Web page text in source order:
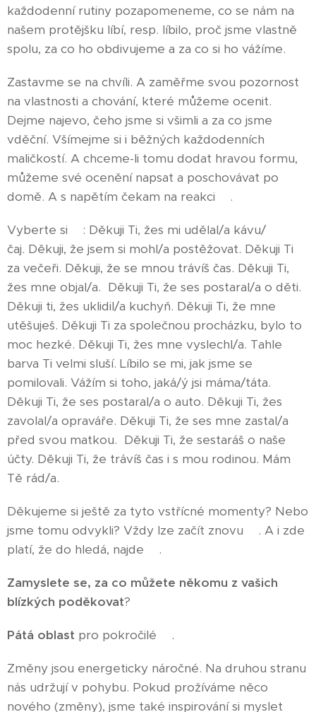
každodenní rutiny pozapomeneme, co se nám na
našem protějšku líbí, resp. líbilo, proč jsme vlastně
spolu, za co ho obdivujeme a za co si ho vážíme.
Zastavme se na chvíli. A zaměřme svou pozornost
na vlastnosti a chování, které můžeme ocenit.
Dejme najevo, čeho jsme si všimli a za co jsme
vděční. Všímejme si i běžných každodenních
maličkostí. A chceme-li tomu dodat hravou formu,
můžeme své ocenění napsat a poschovávat po
domě. A s napětím čekam na reakci😊.
Vyberte si😇: Děkuji Ti, žes mi udělal/a kávu/
čaj. Děkuji, že jsem si mohl/a postěžovat. Děkuji Ti
za večeři. Děkuji, že se mnou trávíš čas. Děkuji Ti,
žes mne objal/a. Děkuji Ti, že ses postaral/a o děti.
Děkuji ti, žes uklidil/a kuchyň. Děkuji Ti, že mne
utěšuješ. Děkuji Ti za společnou procházku, bylo to
moc hezké. Děkuji Ti, žes mne vyslechl/a. Tahle
barva Ti velmi sluší. Líbilo se mi, jak jsme se
pomilovali. Vážím si toho, jaká/ý jsi máma/táta.
Děkuji Ti, že ses postaral/a o auto. Děkuji Ti, žes
zavolal/a opraváře. Děkuji Ti, že ses mne zastal/a
před svou matkou. Děkuji Ti, že sestaráš o naše
účty. Děkuji Ti, že trávíš čas i s mou rodinou. Mám
Tě rád/a.
Děkujeme si ještě za tyto vstřícné momenty? Nebo
jsme tomu odvykli? Vždy lze začít znovu🤩. A i zde
platí, že do hledá, najde😊.
Zamyslete se, za co můžete někomu z vašich
blízkých poděkovat?
Pátá oblast pro pokročilé😊.
Změny jsou energeticky náročné. Na druhou stranu
nás udržují v pohybu. Pokud prožíváme něco
nového (změny), jsme také inspirování si myslet